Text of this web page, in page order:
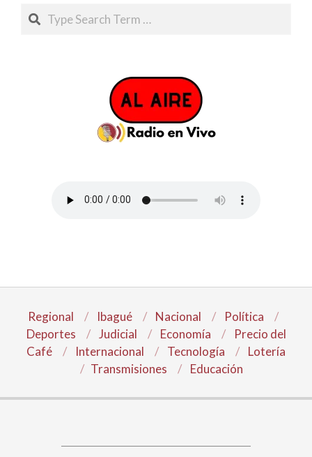
Search
Regional Ibagué Nacional
Política
Deportes
Judicial Economía
Precio del
Café
Internacional Tecnología
Lotería
Transmisiones
Educación